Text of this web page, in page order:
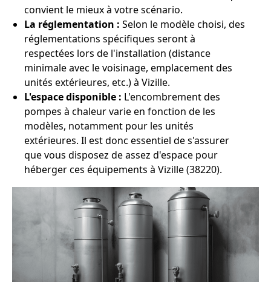
convient le mieux à votre scénario.
La réglementation : Selon le modèle choisi, des
réglementations spécifiques seront à
respectées lors de l'installation (distance
minimale avec le voisinage, emplacement des
unités extérieures, etc.) à Vizille.
L'espace disponible : L'encombrement des
pompes à chaleur varie en fonction de les
modèles, notamment pour les unités
extérieures. Il est donc essentiel de s'assurer
que vous disposez de assez d'espace pour
héberger ces équipements à Vizille (38220).